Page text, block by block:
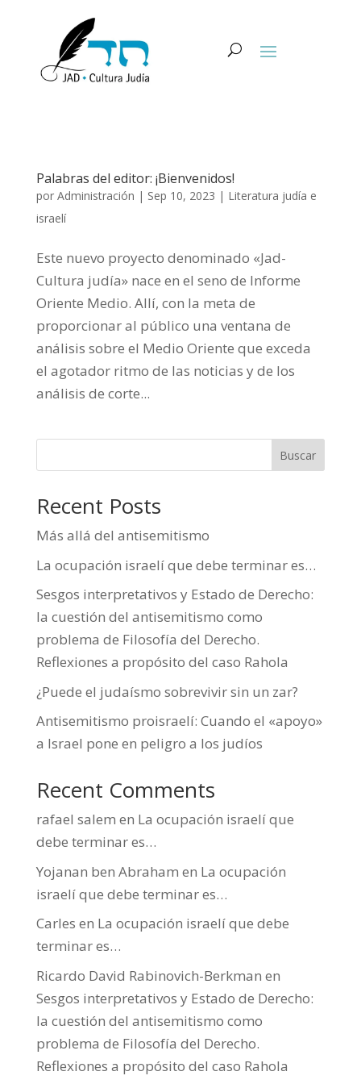
Palabras del editor: ¡Bienvenidos!
por Administración | Sep 10, 2023 | Literatura judía e
israelí
Este nuevo proyecto denominado «Jad-
Cultura judía» nace en el seno de Informe
Oriente Medio. Allí, con la meta de
proporcionar al público una ventana de
análisis sobre el Medio Oriente que exceda
el agotador ritmo de las noticias y de los
análisis de corte...
Buscar
Recent Posts
Más allá del antisemitismo
La ocupación israelí que debe terminar es…
Sesgos interpretativos y Estado de Derecho:
la cuestión del antisemitismo como
problema de Filosofía del Derecho.
Reflexiones a propósito del caso Rahola
¿Puede el judaísmo sobrevivir sin un zar?
Antisemitismo proisraelí: Cuando el «apoyo»
a Israel pone en peligro a los judíos
Recent Comments
rafael salem en La ocupación israelí que
debe terminar es…
Yojanan ben Abraham en La ocupación
israelí que debe terminar es…
Carles en La ocupación israelí que debe
terminar es…
Ricardo David Rabinovich-Berkman en
Sesgos interpretativos y Estado de Derecho:
la cuestión del antisemitismo como
problema de Filosofía del Derecho.
Reflexiones a propósito del caso Rahola